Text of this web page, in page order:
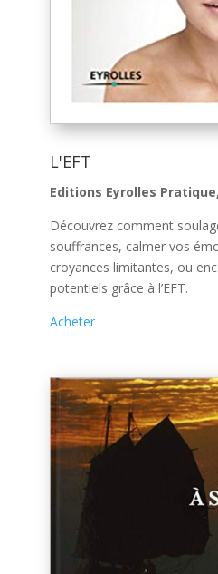
L'EFT
Editions Eyrolles
Découvrez comment
souffrances, calmer vos
croyances limitantes, ou
potentiels grâce à l’EFT.
Acheter